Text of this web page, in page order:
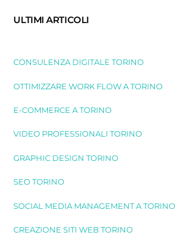
ULTIMI ARTICOLI
CONSULENZA DIGITALE TORINO
OTTIMIZZARE WORK FLOW A TORINO
E-COMMERCE A TORINO
VIDEO PROFESSIONALI TORINO
GRAPHIC DESIGN TORINO
SEO TORINO
SOCIAL MEDIA MANAGEMENT A TORINO
CREAZIONE SITI WEB TORINO